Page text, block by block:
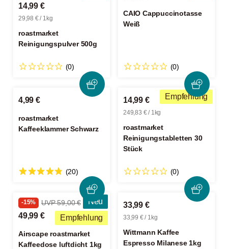
14,99 €
29,98 € / 1kg
roastmarket
Reinigungspulver 500g
(0)
CAIO Cappuccinotasse
Weiß
(0)
4,99 €
roastmarket
Kaffeeklammer Schwarz
(20)
Empfehlung
14,99 €
249,83 € / 1kg
roastmarket
Reinigungstabletten 30
Stück
(0)
Neu
Empfehlung
-15% UVP 59,00 €
49,99 €
Airscape roastmarket
Kaffeedose luftdicht 1kg
33,99 €
33,99 € / 1kg
Wittmann Kaffee
Espresso Milanese 1kg